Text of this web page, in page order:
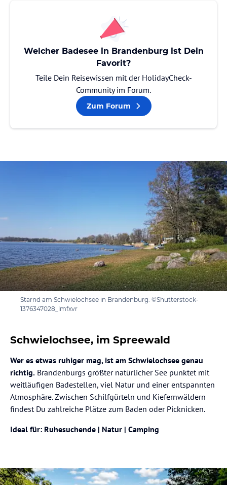
Welcher Badesee in Brandenburg ist Dein
Favorit?
Teile Dein Reisewissen mit der HolidayCheck-
Community im Forum.
Zum Forum
Starnd am Schwielochsee in Brandenburg. ©Shutterstock-
1376347028_lmfxvr
Schwielochsee, im Spreewald
Wer es etwas ruhiger mag, ist am Schwielochsee genau
richtig. Brandenburgs größter natürlicher See punktet mit
weitläufigen Badestellen, viel Natur und einer entspannten
Atmosphäre. Zwischen Schilfgürteln und Kiefernwäldern
findest Du zahlreiche Plätze zum Baden oder Picknicken.
Ideal für: Ruhesuchende | Natur | Camping